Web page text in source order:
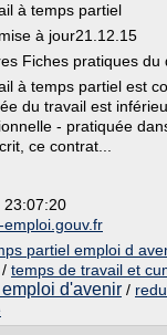
à temps partiel
à jour21.12.15
Fiches pratiques du
à temps partiel est
du travail est
- pratiquée
ce contrat...
23:07:20
partiel emploi d
/ temps de travail et
d'avenir /